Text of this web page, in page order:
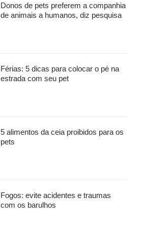
Donos de pets preferem a companhia
de animais a humanos, diz pesquisa
Férias: 5 dicas para colocar o pé na
estrada com seu pet
5 alimentos da ceia proibidos para os
pets
Fogos: evite acidentes e traumas
com os barulhos